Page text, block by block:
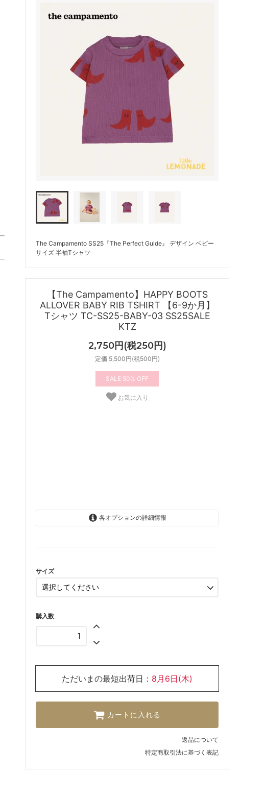
The Campamento SS25『The Perfect Guide』 デザイン ベビー
サイズ 半袖Tシャツ
【The Campamento】HAPPY BOOTS
ALLOVER BABY RIB TSHIRT 【6-9か月】
Tシャツ TC-SS25-BABY-03 SS25SALE
KTZ
2,750円(税250円)
定価 5,500円(税500円)
50%
お気に入り
各オプションの詳細情報
サイズ
購入数
ただいまの最短出荷日： 8月6日(木)
カートに入れる
返品について
特定商取引法に基づく表記